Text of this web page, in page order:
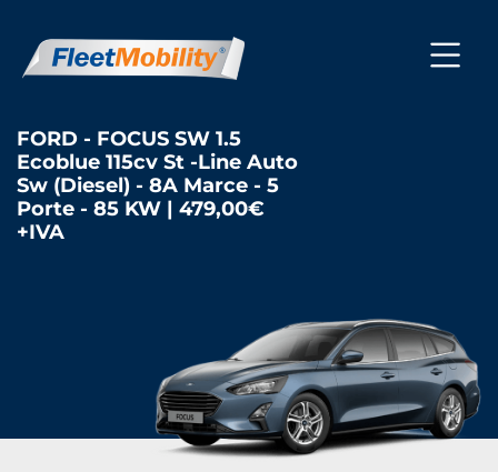
FORD - FOCUS SW 1.5
Ecoblue 115cv St -Line Auto
Sw (Diesel) - 8A Marce - 5
Porte - 85 KW | 479,00€
+IVA